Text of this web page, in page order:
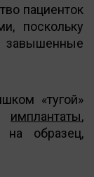
пациенток
поскольку
«тугой»
имплантаты,
образец,